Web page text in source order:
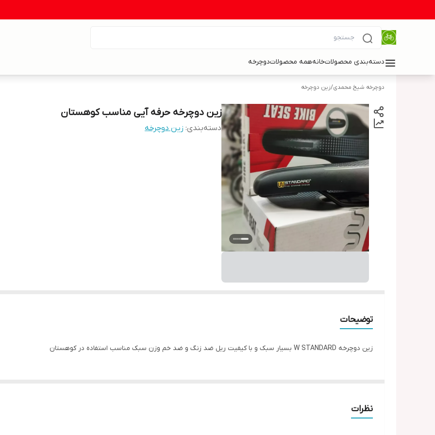
دسته‌بندی محصولاتخانههمه محصولاتدوچرخه
دوچرخه شیخ محمدی/زین دوچرخه
زین دوچرخه حرفه آیی مناسب کوهستان
دسته‌بندی: زین دوچرخه
توضیحات
زین دوچرخه W STANDARD بسیار سبک و با کیفیت ریل ضد زنگ و ضد خم وزن سبک مناسب استفاده در کوهستان
نظرات